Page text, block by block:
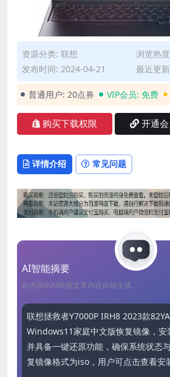
资源分类: 联想
浏览热
发布时间: 2024-04-21
最近更
普通用户: 20点券 VIP会员: 免费
购买下载权限 开通会
详情介绍 常见问题
AI智能摘要
此内容由AI根据文章内容自动生成
联想拯救者Y7000P IRH8 2023款
Windows11家庭中文版恢复镜像，安
并具备一键还原功能，确保系统状态
复镜像格式为iso，用户可点击查看安